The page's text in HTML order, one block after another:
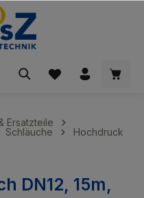
Ersatzteile
Schläuche Hochdruck
von 5 Sternen
DN12, 15m,